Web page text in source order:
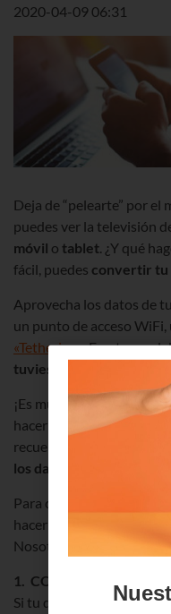
2020-04-09 06:31
Deja de “pelearte” por el
puedes ver la televisión
móvil o tablet. ¿Y qué
fácil, puedes convertir tu
Aprovecha los datos de
un punto de acceso
«Tethering». En otras
tuvieses WiFi
gracias a
¡Es muy fácil! Sea cual
hacerlo paso a paso en
recuerda hacer un
uso
los datos
Para compartir internet
hacerlo por
,
Nosotros nos vamos a
1. COMPARTIR DATOS
Si tu dispositivo es